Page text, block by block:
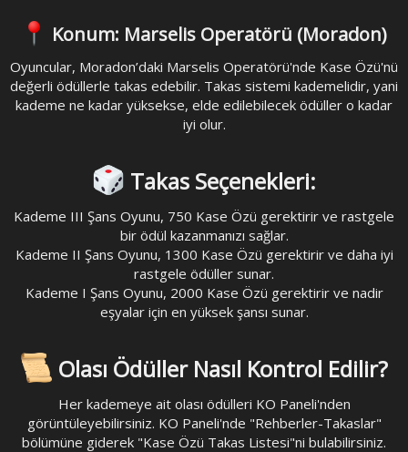
Konum: Marselis Operatörü (Moradon)
Oyuncular, Moradon’daki Marselis Operatörü'nde Kase Özü'nü
değerli ödüllerle takas edebilir. Takas sistemi kademelidir, yani
kademe ne kadar yüksekse, elde edilebilecek ödüller o kadar
iyi olur.
Takas Seçenekleri:
Kademe III Şans Oyunu, 750 Kase Özü gerektirir ve rastgele
bir ödül kazanmanızı sağlar.
Kademe II Şans Oyunu, 1300 Kase Özü gerektirir ve daha iyi
rastgele ödüller sunar.
Kademe I Şans Oyunu, 2000 Kase Özü gerektirir ve nadir
eşyalar için en yüksek şansı sunar.
Olası Ödüller Nasıl Kontrol Edilir?
Her kademeye ait olası ödülleri KO Paneli'nden
görüntüleyebilirsiniz. KO Paneli'nde "Rehberler-Takaslar"
bölümüne giderek "Kase Özü Takas Listesi"ni bulabilirsiniz.